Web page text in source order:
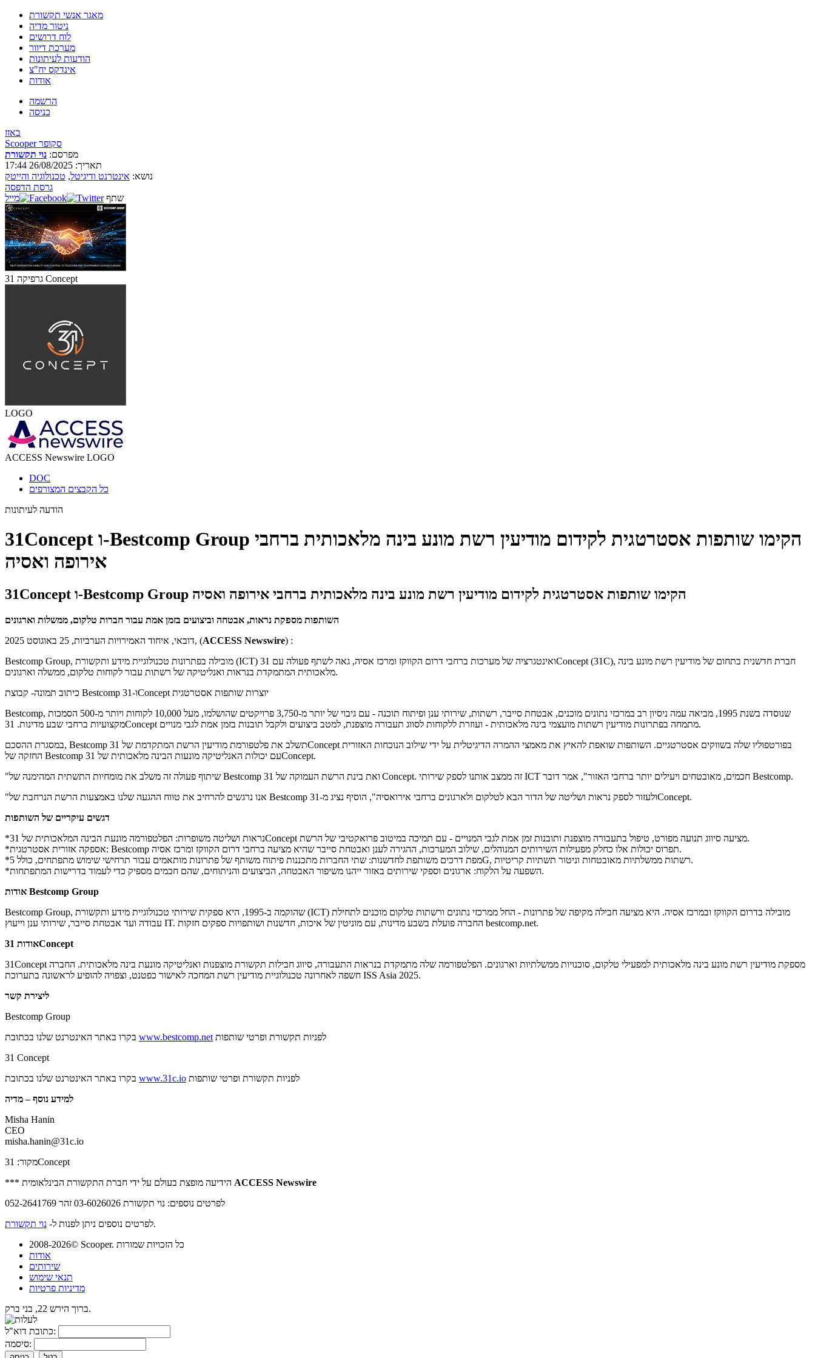
מאגר אנשי תקשורת
ניטור מדיה
לוח דרושים
מערכת דיוור
הודעות לעיתונות
אינדקס יח"צ
אודות
הרשמה
כניסה
באזז
Scooper סקופר
מפרסם: נוי תקשורת
תאריך: 26/08/2025 17:44
נושא: אינטרנט ודיגיטל, טכנולוגיה והייטק
גרסת הדפסה
שתף
מייל
גרפיקה 31 Concept
LOGO
ACCESS Newswire LOGO
DOC
כל הקבצים המצורפים
הודעה לעיתונות
31Concept ו-Bestcomp Group הקימו שותפות אסטרטגית לקידום מודיעין רשת מונע בינה מלאכותית ברחבי
אירופה ואסיה
31Concept ו-Bestcomp Group הקימו שותפות אסטרטגית לקידום מודיעין רשת מונע בינה מלאכותית ברחבי אירופה ואסיה
השותפות מספקת נראות, אבטחה וביצועים בזמן אמת עבור חברות טלקום, ממשלות וארגונים
דובאי, איחוד האמירויות הערביות, 25 באוגוסט 2025, (ACCESS Newswire) :
Bestcomp Group, מובילה בפתרונות טכנולוגיית מידע ותקשורת (ICT) ואינטגרציה של מערכות ברחבי דרום הקווקז ומרכז אסיה, גאה לשתף פעולה עם 31Concept (31C), חברת חדשנית בתחום של מודיעין רשת מונע בינה
מלאכותית המתמקדת בנראות ואנליטיקה של רשתות עבור לקוחות טלקום, ממשלה וארגונים.
כיתוב תמונה- קבוצת Bestcomp ו-31Concept יוצרות שותפות אסטרטגית
Bestcomp, שנוסדה בשנת 1995, מביאה עמה ניסיון רב במרכזי נתונים מוכנים, אבטחת סייבר, רשתות, שירותי ענן ופיתוח תוכנה - עם גיבוי של יותר מ-3,750 פרויקטים שהושלמו, מעל 10,000 לקוחות ויותר מ-500 הסמכות
מקצועיות ברחבי שבע מדינות. 31Concept מתמחה בפתרונות מודיעין רשתות מועצמי בינה מלאכותית - ועוזרת ללקוחות לסווג תעבורה מוצפנת, למטב ביצועים ולקבל תובנות בזמן אמת לגבי מנויים.
במסגרת ההסכם, Bestcomp תשלב את פלטפורמת מודיעין הרשת המתקדמת של 31Concept בפורטפוליו שלה בשווקים אסטרטגיים. השותפות שואפת להאיץ את מאמצי ההמרה הדיגיטלית על ידי שילוב הנוכחות האזורית
החזקה של Bestcomp עם יכולות האנליטיקה מונעות הבינה מלאכותית של 31Concept.
"שיתוף פעולה זה משלב את מומחיות התשתית המהימנה של Bestcomp ואת בינת הרשת העמוקה של 31 Concept. זה ממצב אותנו לספק שירותי ICT חכמים, מאובטחים ויעילים יותר ברחבי האזור", אמר דובר Bestcomp.
"אנו נרגשים להרחיב את טווח ההגעה שלנו באמצעות הרשת הנרחבת של Bestcomp ולעזור לספק נראות ושליטה של הדור הבא לטלקום ולארגונים ברחבי אירואסיה", הוסיף נציג מ-31Concept.
דגשים עיקריים של השותפות
*נראות ושליטה משופרות: הפלטפורמה מונעת הבינה המלאכותית של 31Concept מציעה סיווג תנועה מפורט, טיפול בתעבורה מוצפנת ותובנות זמן אמת לגבי המנויים - עם תמיכה במיטוב פרואקטיבי של הרשת.
*אספקה אזורית אסטרטגית: Bestcomp תפרוס יכולות אלו כחלק מפעילות השירותים המנוהלים, שילוב המערכות, ההגירה לענן ואבטחת סייבר שהיא מציעה ברחבי דרום הקווקז ומרכז אסיה.
*מפת דרכים משותפת לחדשנות: שתי החברות מתכננות פיתוח משותף של פתרונות מותאמים עבור תרחישי שימוש מתפתחים, כולל 5G, רשתות ממשלתיות מאובטחות וניטור תשתיות קריטיות.
*השפעה על הלקוח: ארגונים וספקי שירותים באזור ייהנו משיפור האבטחה, הביצועים והניתוחים, שהם חכמים מספיק כדי לעמוד בדרישות המתפתחות.
אודות Bestcomp Group
Bestcomp Group, שהוקמה ב-1995, היא ספקית שירותי טכנולוגיית מידע ותקשורת (ICT) מובילה בדרום הקווקז ובמרכז אסיה. היא מציעה חבילה מקיפה של פתרונות - החל ממרכזי נתונים ורשתות טלקום מוכנים לתחילת
עבודה ועד אבטחת סייבר, שירותי ענן וייעוץ IT. החברה פועלת בשבע מדינות, עם מוניטין של איכות, חדשנות ושותפויות ספקים חזקות bestcomp.net.
אודות 31Concept
31Concept מספקת מודיעין רשת מונע בינה מלאכותית למפעילי טלקום, סוכנויות ממשלתיות וארגונים. הפלטפורמה שלה מתמקדת בנראות התעבורה, סיווג חבילות תקשורת מוצפנות ואנליטיקה מונעת בינה מלאכותית. החברה
חשפה לאחרונה טכנולוגיית מודיעין רשת המחכה לאישור כפטנט, וצפויה להופיע לראשונה בתערוכת ISS Asia 2025.
ליצירת קשר
Bestcomp Group
www.bestcomp.net לפניות תקשורת ופרטי שותפות
31 Concept
www.31c.io לפניות תקשורת ופרטי שותפות
למידע נוסף – מדיה
Misha Hanin
CEO
misha.hanin@31c.io
מקור: 31Concept
ACCESS Newswire
לפרטים נוספים: נוי תקשורת 03-6026026 זהר 052-2641769
לפרטים נוספים ניתן לפנות ל- נוי תקשורת
.
2008-2026© Scooper. כל הזכויות שמורות
אודות
שירותים
תנאי שימוש
מדיניות פרטיות
ברוך הירש 22, בני ברק.
כתובת דוא"ל:
סיסמה: